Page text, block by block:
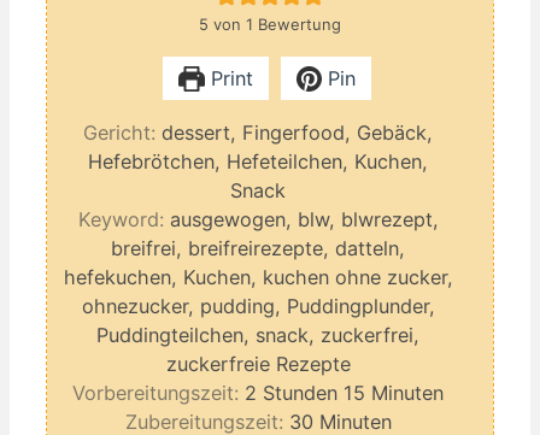
5 von 1 Bewertung
Print Pin
Gericht: dessert, Fingerfood, Gebäck,
Hefebrötchen, Hefeteilchen, Kuchen,
Snack
Keyword: ausgewogen, blw, blwrezept,
breifrei, breifreirezepte, datteln,
hefekuchen, Kuchen, kuchen ohne zucker,
ohnezucker, pudding, Puddingplunder,
Puddingteilchen, snack, zuckerfrei,
zuckerfreie Rezepte
Vorbereitungszeit: 2 Stunden
Stunden 15 Minuten
Minuten
Zubereitungszeit: 30Minuten
Minuten